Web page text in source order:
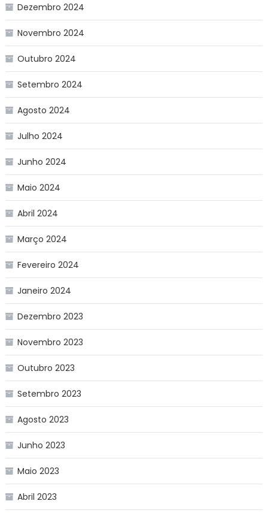
Dezembro 2024
Novembro 2024
Outubro 2024
Setembro 2024
Agosto 2024
Julho 2024
Junho 2024
Maio 2024
Abril 2024
Março 2024
Fevereiro 2024
Janeiro 2024
Dezembro 2023
Novembro 2023
Outubro 2023
Setembro 2023
Agosto 2023
Junho 2023
Maio 2023
Abril 2023